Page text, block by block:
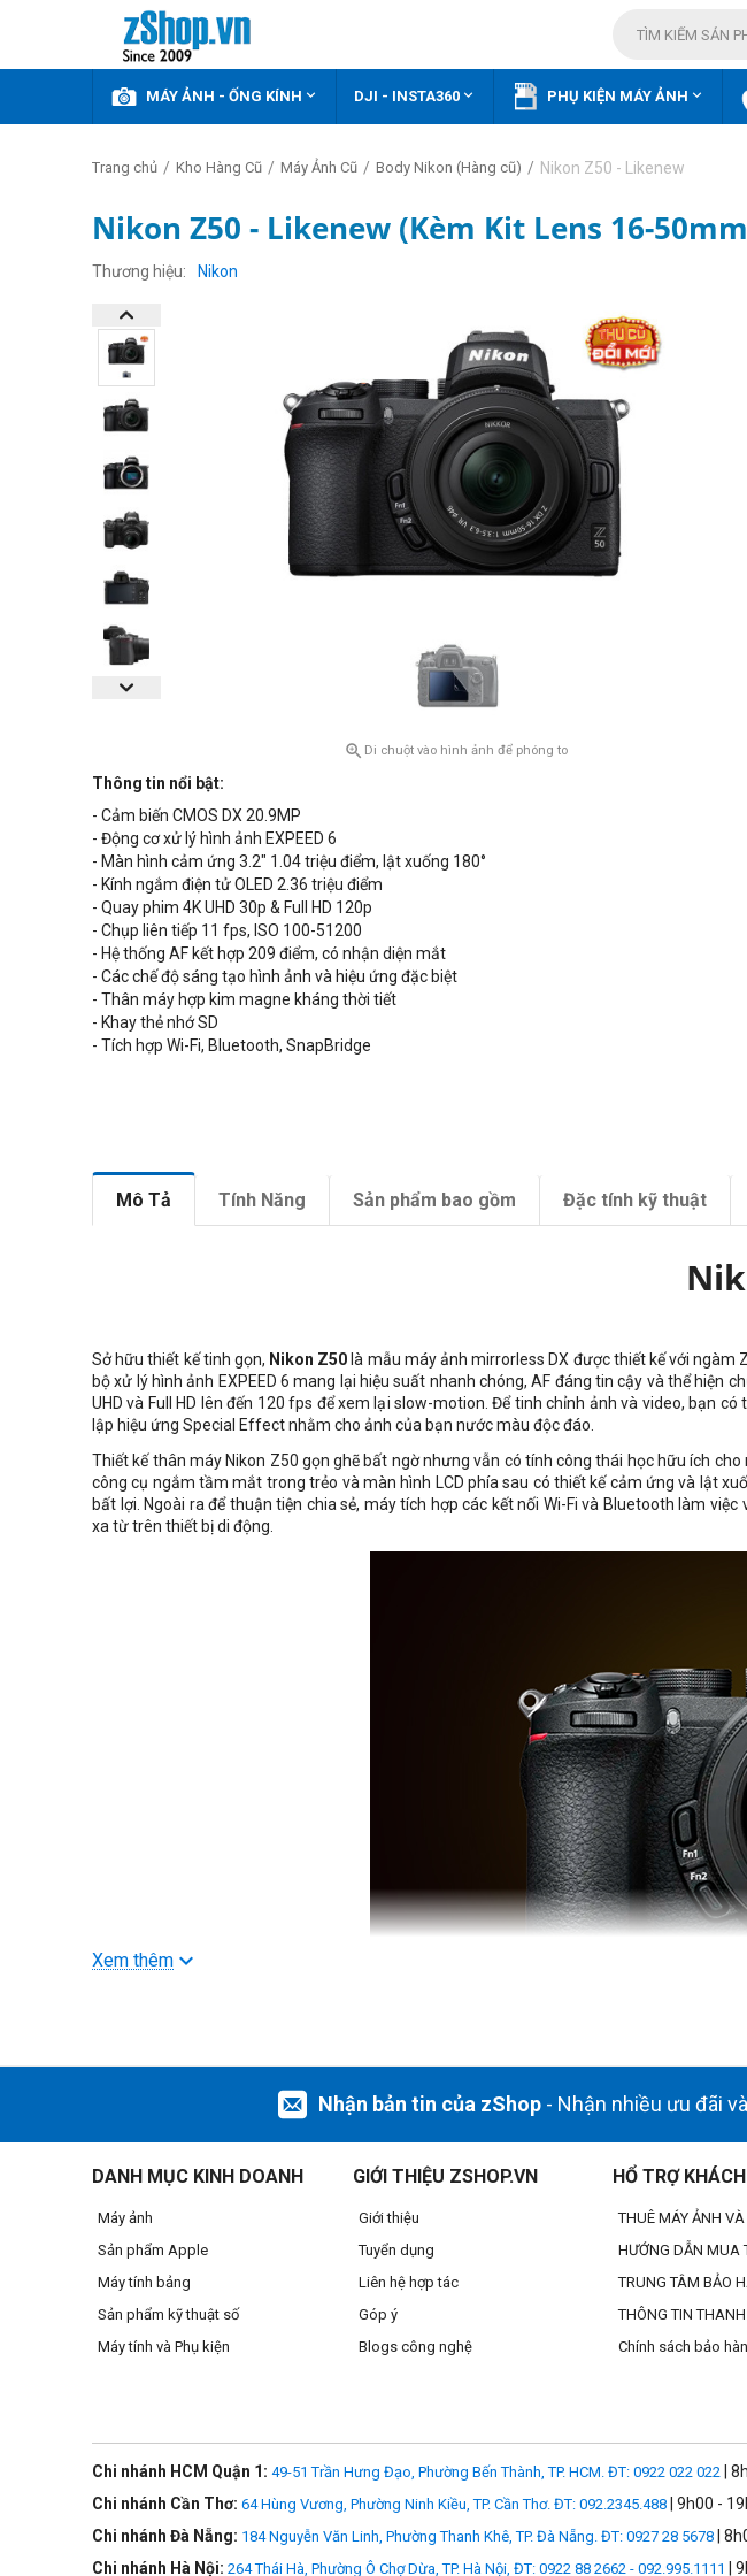
KHUYẾN MÃI
MÁY ẢNH - ỐNG KÍNH  DJI - INSTA360  PHỤ KIỆN MÁY ẢNH 
Trang chủ / Kho Hàng Cũ / Máy Ảnh Cũ / Body Nikon (Hàng cũ) / Nikon Z50 - Likenew
Nikon Z50 - Likenew (Kèm Kit Lens 16-
Thương hiệu Nikon
 Di chuột vào hình ảnh để phóng to
Thông tin nổi bật:
- Cảm biến CMOS DX 20.9MP
- Động cơ xử lý hình ảnh EXPEED 6
- Màn hình cảm ứng 3.2" 1.04 triệu điểm, lật xuống 180°
- Kính ngắm điện tử OLED 2.36 triệu điểm
- Quay phim 4K UHD 30p & Full HD 120p
- Chụp liên tiếp 11 fps, ISO 100-51200
- Hệ thống AF kết hợp 209 điểm, có nhận diện mắt
- Các chế độ sáng tạo hình ảnh và hiệu ứng đặc biệt
- Thân máy hợp kim magne kháng thời tiết
- Khay thẻ nhớ SD
- Tích hợp Wi-Fi, Bluetooth, SnapBridge
Mô Tả Tính Năng Sản phẩm bao gồm Đặc tính kỹ thuật
Sở hữu thiết kế tinh gọn, Nikon Z50 là mẫu máy ảnh mirrorless DX được thiết kế với ngàm
bộ xử lý hình ảnh EXPEED 6 mang lại hiệu suất nhanh chóng, AF đáng tin cậy và thể
UHD và Full HD lên đến 120 fps để xem lại slow-motion. Để tinh chỉnh ảnh và video, bạn
lập hiệu ứng Special Effect nhằm cho ảnh của bạn nước màu độc đáo.
Thiết kế thân máy Nikon Z50 gọn ghẽ bất ngờ nhưng vẫn có tính công thái học hữu ích
công cụ ngắm tầm mắt trong trẻo và màn hình LCD phía sau có thiết kế cảm ứng và lật
bất lợi. Ngoài ra để thuận tiện chia sẻ, máy tích hợp các kết nối Wi-Fi và Bluetooth làm
xa từ trên thiết bị di động.
Thân máy nhỏ, nhẹ, linh động thông minh
Máy ảnh Nikon Z50 có thiết kế nhỏ, gọn, nhẹ, tận dụng ưu điểm của dòng máy ảnh Nikon
Xem thêm
Nhận bản tin của zShop - Nhận nhiều ưu đãi
DANH MỤC KINH DOANH
Máy ảnh
Sản phẩm Apple
Máy tính bảng
Sản phẩm kỹ thuật số
Máy tính và Phụ kiện
GIỚI THIỆU ZSHOP.VN
Giới thiệu
Tuyển dụng
Liên hệ hợp tác
Góp ý
Blogs công nghệ
HỔ TRỢ
THUÊ MÁY ẢNH
HƯỚNG DẪN MUA
TRUNG TÂM BẢO
THÔNG TIN
Chính sách bảo
Chi nhánh HCM Quận 1: 49-51 Trần Hưng Đạo, Phường Bến Thành, TP. HCM. ĐT: 0922 022 022 |
Chi nhánh Cần Thơ: 64 Hùng Vương, Phường Ninh Kiều, TP. Cần Thơ. ĐT: 092.2345.488 | 9h00 -
Chi nhánh Đà Nẵng: 184 Nguyễn Văn Linh, Phường Thanh Khê, TP. Đà Nẵng. ĐT: 0927 28 5678 |
Chi nhánh Hà Nội: 264 Thái Hà, Phường Ô Chợ Dừa, TP. Hà Nội, ĐT: 0922 88 2662 - 092.995.1111 |